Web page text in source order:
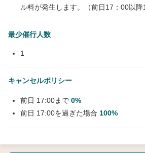
ル料が発生します。（前日17：00以降
最少催行人数
1
キャンセルポリシー
前日 17:00まで 0%
前日 17:00を過ぎた場合 100%